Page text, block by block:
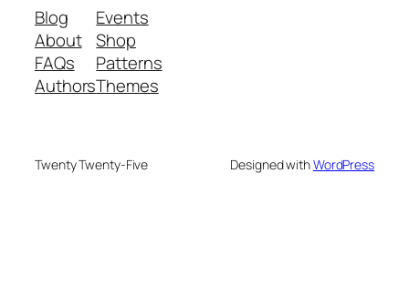
Blog
About
FAQs
Authors
Events
Shop
Patterns
Themes
Twenty Twenty-Five Designed withWordPress